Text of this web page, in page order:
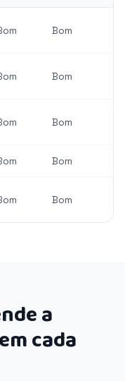
Bom
Bom
Bom
Bom
Bom
a
cada